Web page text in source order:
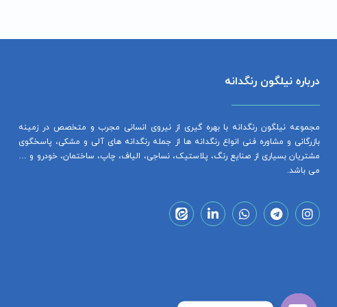
درباره نیلگون رنگدانه
مجموعه نیلگون رنگدانه با بهره گیری از نیروی انسانی مجرب و متخصص در زمینه
بازرگانی و مشاوره فنی انواع رنگدانه ­ها از جمله رنگدانه های آلی و مشکی، پاسخگوی
مشتریان بسیاری از صنایع رنگ، پلاستیک، نساجی، الیاف، چاپ، ساختمان، خودرو و …
می­ باشد.